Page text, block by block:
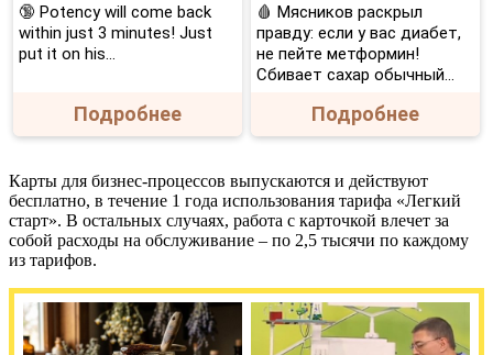
🔞 Potency will come back
within just 3 minutes! Just
put it on his…
Подробнее
🩸 Мясников раскрыл
правду: если у вас диабет,
не пейте метформин!
Сбивает сахар обычный...
Подробнее
Карты для бизнес-процессов выпускаются и действуют
бесплатно, в течение 1 года использования тарифа «Легкий
старт». В остальных случаях, работа с карточкой влечет за
собой расходы на обслуживание – по 2,5 тысячи по каждому
из тарифов.